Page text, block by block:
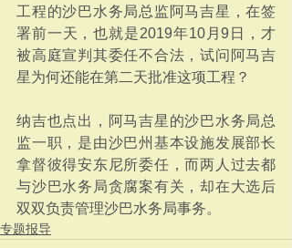
工程的沙巴水务局总监阿马吉星，在签
署前一天，也就是2019年10月9日，才
被高庭宣判其委任不合法，试问阿马吉
星为何还能在第二天批准这项工程？
纳吉也点出，阿马吉星的沙巴水务局总
监一职，是由沙巴州基本设施发展部长
拿督彼得安东尼所委任，而两人过去都
与沙巴水务局贪腐案有关，却在大选后
双双负责管理沙巴水务局事务。
专题报导